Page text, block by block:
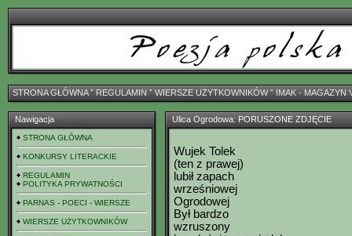
STRONA GŁÓWNAˇ REGULAMIN ˇ WIERSZE UŻYTKOWNIKÓWˇ IMAK - MAGAZYN
Nawigacja
STRONA GŁÓWNA
KONKURSY LITERACKIE
REGULAMIN
POLITYKA PRYWATNOŚCI
PARNAS - POECI - WIERSZE
WIERSZE UŻYTKOWNIKÓW
Ulica Ogrodowa: PORUSZONE ZDJĘCIE
Wujek Tolek
(ten z prawej)
lubił zapach
wrześniowej
Ogrodowej
Był bardzo
wzruszony